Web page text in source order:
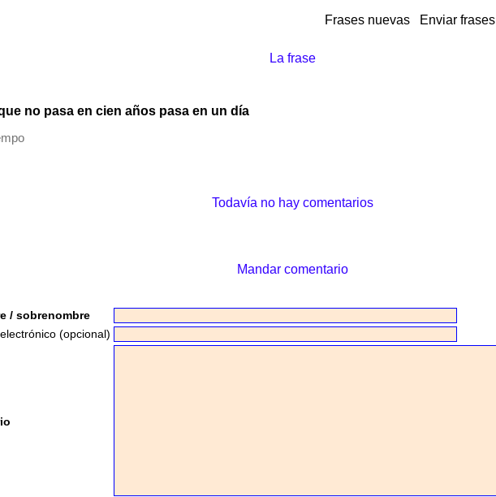
Frases nuevas Enviar frases
La frase
no pasa en cien años pasa en un día
Todavía no hay comentarios
Mandar comentario
/ sobrenombre
(opcional)